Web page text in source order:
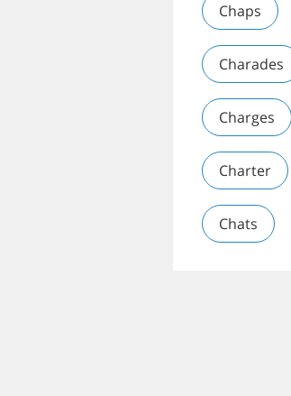
Chaps
Charades
Charges
Charter
Chats